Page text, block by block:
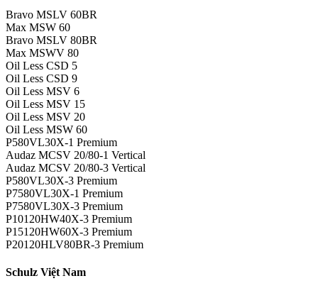
Bravo MSLV 60BR
Max MSW 60
Bravo MSLV 80BR
Max MSWV 80
Oil Less CSD 5
Oil Less CSD 9
Oil Less MSV 6
Oil Less MSV 15
Oil Less MSV 20
Oil Less MSW 60
P580VL30X-1 Premium
Audaz MCSV 20/80-1 Vertical
Audaz MCSV 20/80-3 Vertical
P580VL30X-3 Premium
P7580VL30X-1 Premium
P7580VL30X-3 Premium
P10120HW40X-3 Premium
P15120HW60X-3 Premium
P20120HLV80BR-3 Premium
Schulz Việt Nam